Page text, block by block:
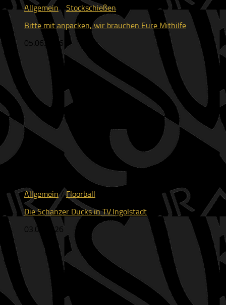
Allgemein/Stockschießen
Bitte mit anpacken, wir brauchen Eure Mithilfe
05.06.2026
Allgemein/Floorball
Die Schanzer Ducks in TV.Ingolstadt
03.06.2026